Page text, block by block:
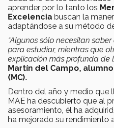
aprender por lo tanto los
Excelencia buscan la
adaptándose a su método
“Algunos sólo necesitan
para estudiar, mientras que
explicación más profunda de
Martín del Campo,
(MC).
Dentro del año y medio que
MAE ha descubierto que al
asesoramiento, él ha
ha mejorado su rendimiento